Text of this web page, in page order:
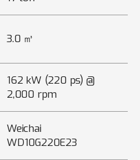
3.0 ㎥
162 kW (220 ps) @
2,000 rpm
Weichai
WD10G220E23